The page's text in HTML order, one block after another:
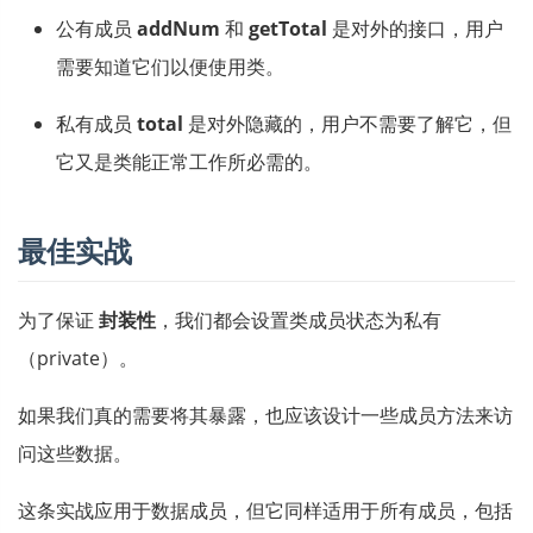
公有成员 addNum 和 getTotal 是对外的接口，用户
需要知道它们以便使用类。
私有成员 total 是对外隐藏的，用户不需要了解它，但
它又是类能正常工作所必需的。
最佳实战
为了保证 封装性 ，我们都会设置类成员状态为私有
（private）。
如果我们真的需要将其暴露，也应该设计一些成员方法来访
问这些数据。
这条实战应用于数据成员，但它同样适用于所有成员，包括